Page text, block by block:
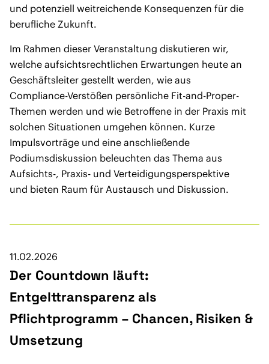
und potenziell weitreichende Konsequenzen für die
berufliche Zukunft.
Im Rahmen dieser Veranstaltung diskutieren wir,
welche aufsichtsrechtlichen Erwartungen heute an
Geschäftsleiter gestellt werden, wie aus
Compliance-Verstößen persönliche Fit-and-Proper-
Themen werden und wie Betroffene in der Praxis mit
solchen Situationen umgehen können. Kurze
Impulsvorträge und eine anschließende
Podiumsdiskussion beleuchten das Thema aus
Aufsichts-, Praxis- und Verteidigungsperspektive
und bieten Raum für Austausch und Diskussion.
11.02.2026
Der Countdown läuft:
Entgelttransparenz als
Pflichtprogramm – Chancen, Risiken &
Umsetzung